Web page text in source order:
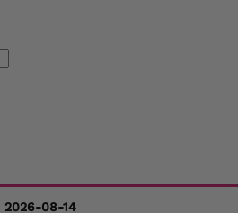
2026-08-14